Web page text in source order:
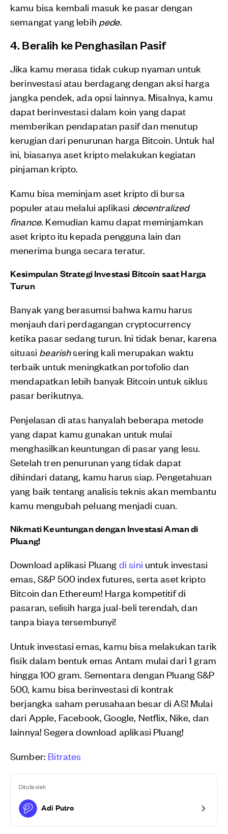
kamu bisa kembali masuk ke pasar dengan
semangat yang lebih pede.
4. Beralih ke Penghasilan Pasif
Jika kamu merasa tidak cukup nyaman untuk
berinvestasi atau berdagang dengan aksi harga
jangka pendek, ada opsi lainnya. Misalnya, kamu
dapat berinvestasi dalam koin yang dapat
memberikan pendapatan pasif dan menutup
kerugian dari penurunan harga Bitcoin. Untuk hal
ini, biasanya aset kripto melakukan kegiatan
pinjaman kripto.
Kamu bisa meminjam aset kripto di bursa
populer atau melalui aplikasi decentralized
finance. Kemudian kamu dapat meminjamkan
aset kripto itu kepada pengguna lain dan
menerima bunga secara teratur.
Kesimpulan Strategi Investasi Bitcoin saat Harga
Turun
Banyak yang berasumsi bahwa kamu harus
menjauh dari perdagangan cryptocurrency
ketika pasar sedang turun. Ini tidak benar, karena
situasi bearishsering kali merupakan waktu
terbaik untuk meningkatkan portofolio dan
mendapatkan lebih banyak Bitcoin untuk siklus
pasar berikutnya.
Penjelasan di atas hanyalah beberapa metode
yang dapat kamu gunakan untuk mulai
menghasilkan keuntungan di pasar yang lesu.
Setelah tren penurunan yang tidak dapat
dihindari datang, kamu harus siap. Pengetahuan
yang baik tentang analisis teknis akan membantu
kamu mengubah peluang menjadi cuan.
Nikmati Keuntungan dengan Investasi Aman di
Pluang!
Download aplikasi Pluang di sini untuk investasi
emas, S&P 500 index futures, serta aset kripto
Bitcoin dan Ethereum! Harga kompetitif di
pasaran, selisih harga jual-beli terendah, dan
tanpa biaya tersembunyi!
Untuk investasi emas, kamu bisa melakukan tarik
fisik dalam bentuk emas Antam mulai dari 1 gram
hingga 100 gram. Sementara dengan Pluang S&P
500, kamu bisa berinvestasi di kontrak
berjangka saham perusahaan besar di AS! Mulai
dari Apple, Facebook, Google, Netflix, Nike, dan
lainnya! Segera download aplikasi Pluang!
Sumber: Bitrates
Ditulis oleh
Adi Putro